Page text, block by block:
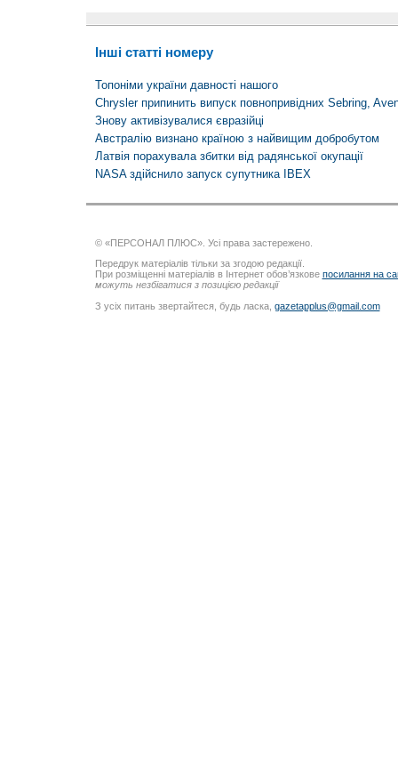
Інші статті номеру
Топоніми україни давності нашого
Chrysler припинить випуск повнопривідних Sebring,
Знову активізувалися євразійці
Австралію визнано країною з найвищим добробутом
Латвія порахувала збитки від радянської окупації
NASA здійснило запуск супутника IBEX
© «ПЕРСОНАЛ ПЛЮС». Усі права застережено.
Передрук матеріалів тільки за згодою редакції.
При розміщенні матеріалів в Інтернет обов’язкове посилання на
можуть незбігатися з позицією редакції
З усіх питань звертайтеся, будь ласка, gazetapplus@gmail.com